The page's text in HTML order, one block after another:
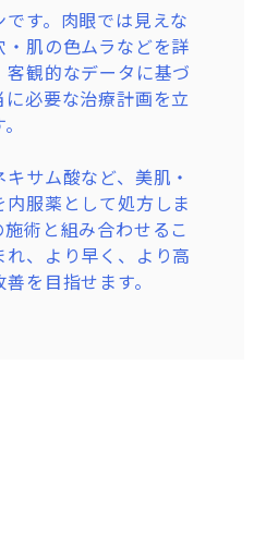
った箇所にボリュー
などを内側からふっ
。
い層にヒアルロン酸
に溝を持ち上げてし
れい線や眉間、額の
に対応可能です。
クスさせる作用のある
じわ」の原因となる
みのない透明感あふ
。
治療です。気になる
もたつきを強力にリ
ラインを形成。 糸の
生成で、肌のハリも
に沿って切開し、上
脂肪を物理的に除去
来の印象や二重のラ
ことなく、若々しくす
現します。
にハリと厚みを持た
や皮膚の薄さが原因
「青クマ」の改善に
す。肉眼では見えな
肌の色ムラなどを詳
観的なデータに基づ
必要な治療計画を立
サム酸など、美肌・
服薬として処方しま
術と組み合わせるこ
れ、より早く、より高
を目指せます。